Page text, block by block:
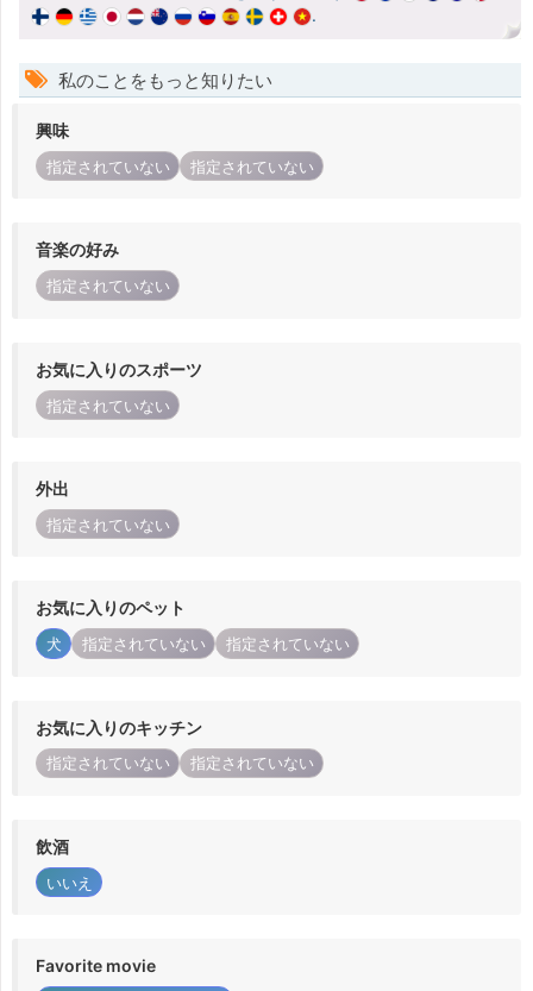
.
私のことをもっと知りたい
興味
指定されていない 指定されていない
音楽の好み
指定されていない
お気に入りのスポーツ
指定されていない
外出
指定されていない
お気に入りのペット
犬 指定されていない 指定されていない
お気に入りのキッチン
指定されていない 指定されていない
飲酒
いいえ
Favorite movie